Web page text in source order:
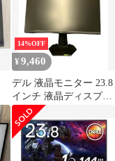
14%OFF
¥ 9,460
デル 液晶モニター 23.8
インチ 液晶ディスプレ
イ S2421HGF DELL